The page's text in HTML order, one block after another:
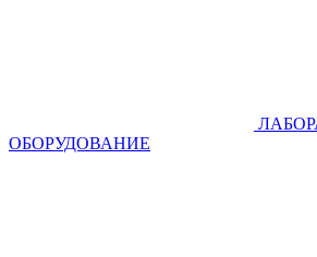
ОБОРУДОВАНИЕ